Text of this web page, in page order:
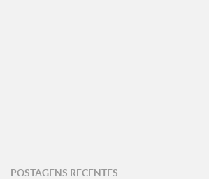
POSTAGENS RECENTES